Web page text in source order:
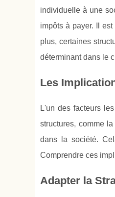
individuelle à une
impôts à payer. Il
plus, certaines
déterminant dans le
Les
L'un des facteurs
structures, comme
dans la société.
Comprendre ces
Adapter la